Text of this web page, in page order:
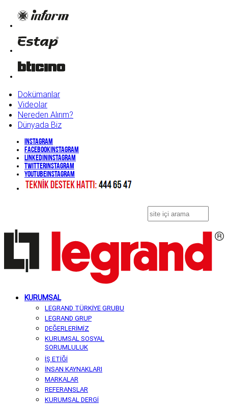
Dokümanlar
Videolar
Nereden Alırım?
Dünyada Biz
Instagram
Facebook Instagram
Linkedin Instagram
Twitter Instagram
YouTube Instagram
KURUMSAL
LEGRAND TÜRKİYE GRUBU
LEGRAND GRUP
DEĞERLERİMİZ
KURUMSAL SOSYAL
SORUMLULUK
İŞ ETİĞİ
İNSAN KAYNAKLARI
MARKALAR
REFERANSLAR
KURUMSAL DERGİ